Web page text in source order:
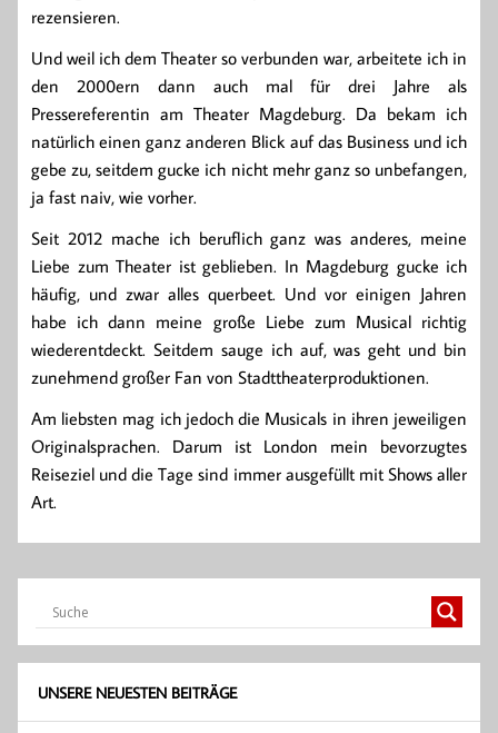
rezensieren.
Und weil ich dem Theater so verbunden war, arbeitete ich in
den 2000ern dann auch mal für drei Jahre als
Pressereferentin am Theater Magdeburg. Da bekam ich
natürlich einen ganz anderen Blick auf das Business und ich
gebe zu, seitdem gucke ich nicht mehr ganz so unbefangen,
ja fast naiv, wie vorher.
Seit 2012 mache ich beruflich ganz was anderes, meine
Liebe zum Theater ist geblieben. In Magdeburg gucke ich
häufig, und zwar alles querbeet. Und vor einigen Jahren
habe ich dann meine große Liebe zum Musical richtig
wiederentdeckt. Seitdem sauge ich auf, was geht und bin
zunehmend großer Fan von Stadttheaterproduktionen.
Am liebsten mag ich jedoch die Musicals in ihren jeweiligen
Originalsprachen. Darum ist London mein bevorzugtes
Reiseziel und die Tage sind immer ausgefüllt mit Shows aller
Art.
UNSERE NEUESTEN BEITRÄGE